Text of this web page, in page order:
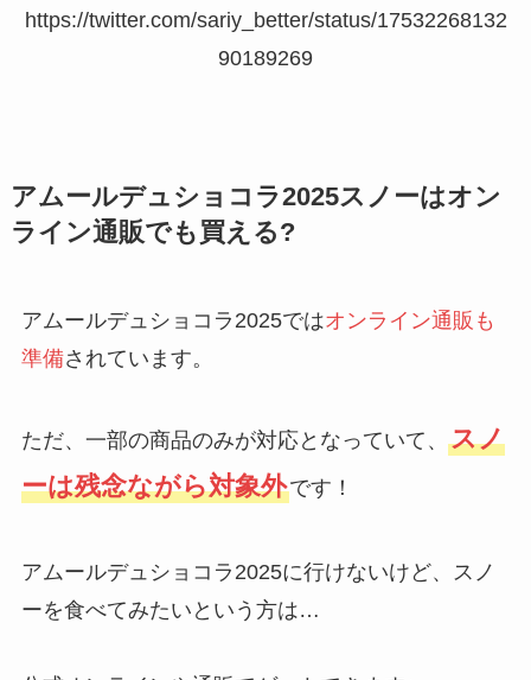
https://twitter.com/sariy_better/status/17532268132
90189269
アムールデュショコラ2025スノーはオン
ライン通販でも買える?
アムールデュショコラ2025ではオンライン通販も
準備されています。
ただ、一部の商品のみが対応となっていて、 スノ
ーは残念ながら対象外です！
アムールデュショコラ2025に行けないけど、スノ
ーを食べてみたいという方は…